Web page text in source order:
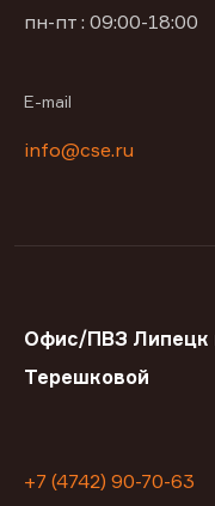
пн-пт : 09:00-18:00
E-mail
info@cse.ru
Офис/ПВЗ Липецк
Терешковой
+7 (4742) 90-70-63